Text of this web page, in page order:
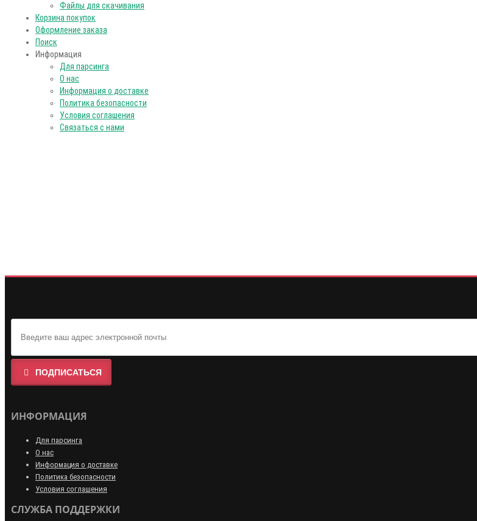
Файлы для скачивания
Корзина покупок
Оформление заказа
Поиск
Информация
Для парсинга
О нас
Информация о доставке
Политика безопасности
Условия соглашения
Связаться с нами
ПОДПИСАТЬСЯ
ИНФОРМАЦИЯ
Для парсинга
О нас
Информация о доставке
Политика безопасности
Условия соглашения
СЛУЖБА ПОДДЕРЖКИ